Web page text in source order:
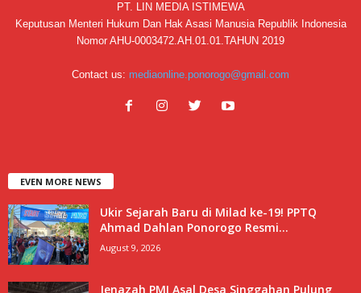
PT. LIN MEDIA ISTIMEWA
Keputusan Menteri Hukum Dan Hak Asasi Manusia Republik Indonesia
Nomor AHU-0003472.AH.01.01.TAHUN 2019
Contact us: mediaonline.ponorogo@gmail.com
EVEN MORE NEWS
Ukir Sejarah Baru di Milad ke-19! PPTQ
Ahmad Dahlan Ponorogo Resmi...
August 9, 2026
Jenazah PMI Asal Desa Singgahan Pulung